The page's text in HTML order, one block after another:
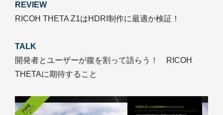
REVIEW
RICOH THETA Z1はHDRI制作に最適か検証！
TALK
開発者とユーザーが腹を割って語らう！ RICOH
THETAに期待すること